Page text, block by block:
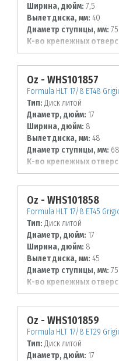
Ширина, дюйм: 7,5
Вылет диска, мм: 40
Диаметр ступицы, мм: 75
К-во крепежных
Диаметр располож.
108
Oz - WHS101857
Formula HLT 17/8 ET48
Тип: Диск литой
Диаметр, дюйм: 17
Ширина, дюйм: 8
Вылет диска, мм: 48
Диаметр ступицы, мм: 68
К-во крепежных
Диаметр располож.
100
Oz - WHS101858
Formula HLT 17/8 ET45
Тип: Диск литой
Диаметр, дюйм: 17
Ширина, дюйм: 8
Вылет диска, мм: 45
Диаметр ступицы, мм: 75
К-во крепежных
Диаметр располож.
114,3
Oz - WHS101859
Formula HLT 17/8 ET29
Тип: Диск литой
Диаметр, дюйм: 17